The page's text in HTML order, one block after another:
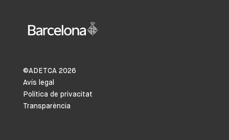
©ADETCA 2026
Avís legal
Política de privacitat
Transparència